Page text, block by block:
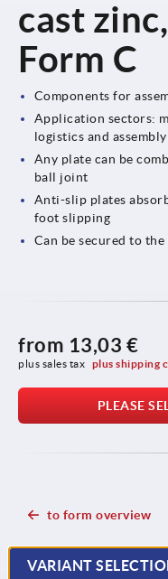
cast
Form C
Components for
Application sectors:
logistics and assembly
Any plate can be
ball joint
Anti-slip plates
foot slipping
Can be secured to
from 13,03 €
plus sales tax plus shipping
PLEASE
to form overview
VARIANT